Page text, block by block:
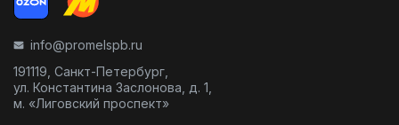
info@promelspb.ru
191119, Санкт-Петербург,
ул. Константина Заслонова, д. 1,
м. «Лиговский проспект»